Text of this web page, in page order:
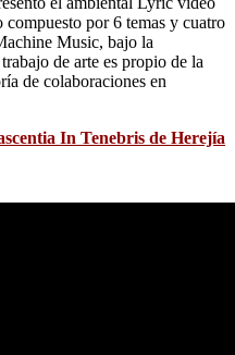
compuesto por 6 temas y cuatro
Music, bajo la
de arte es propio de la
de colaboraciones en
In Tenebris de Herejía